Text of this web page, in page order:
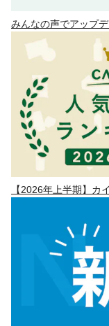
みんなの声でアップ
【2026年上半期】カ